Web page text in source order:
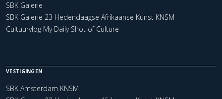
SBK Galerie
SBK Galerie 23 Hedendaagse Afrikaanse Kunst KNSM
Cultuurvlog My Daily Shot of Culture
VESTIGINGEN
SBK Amsterdam KNSM